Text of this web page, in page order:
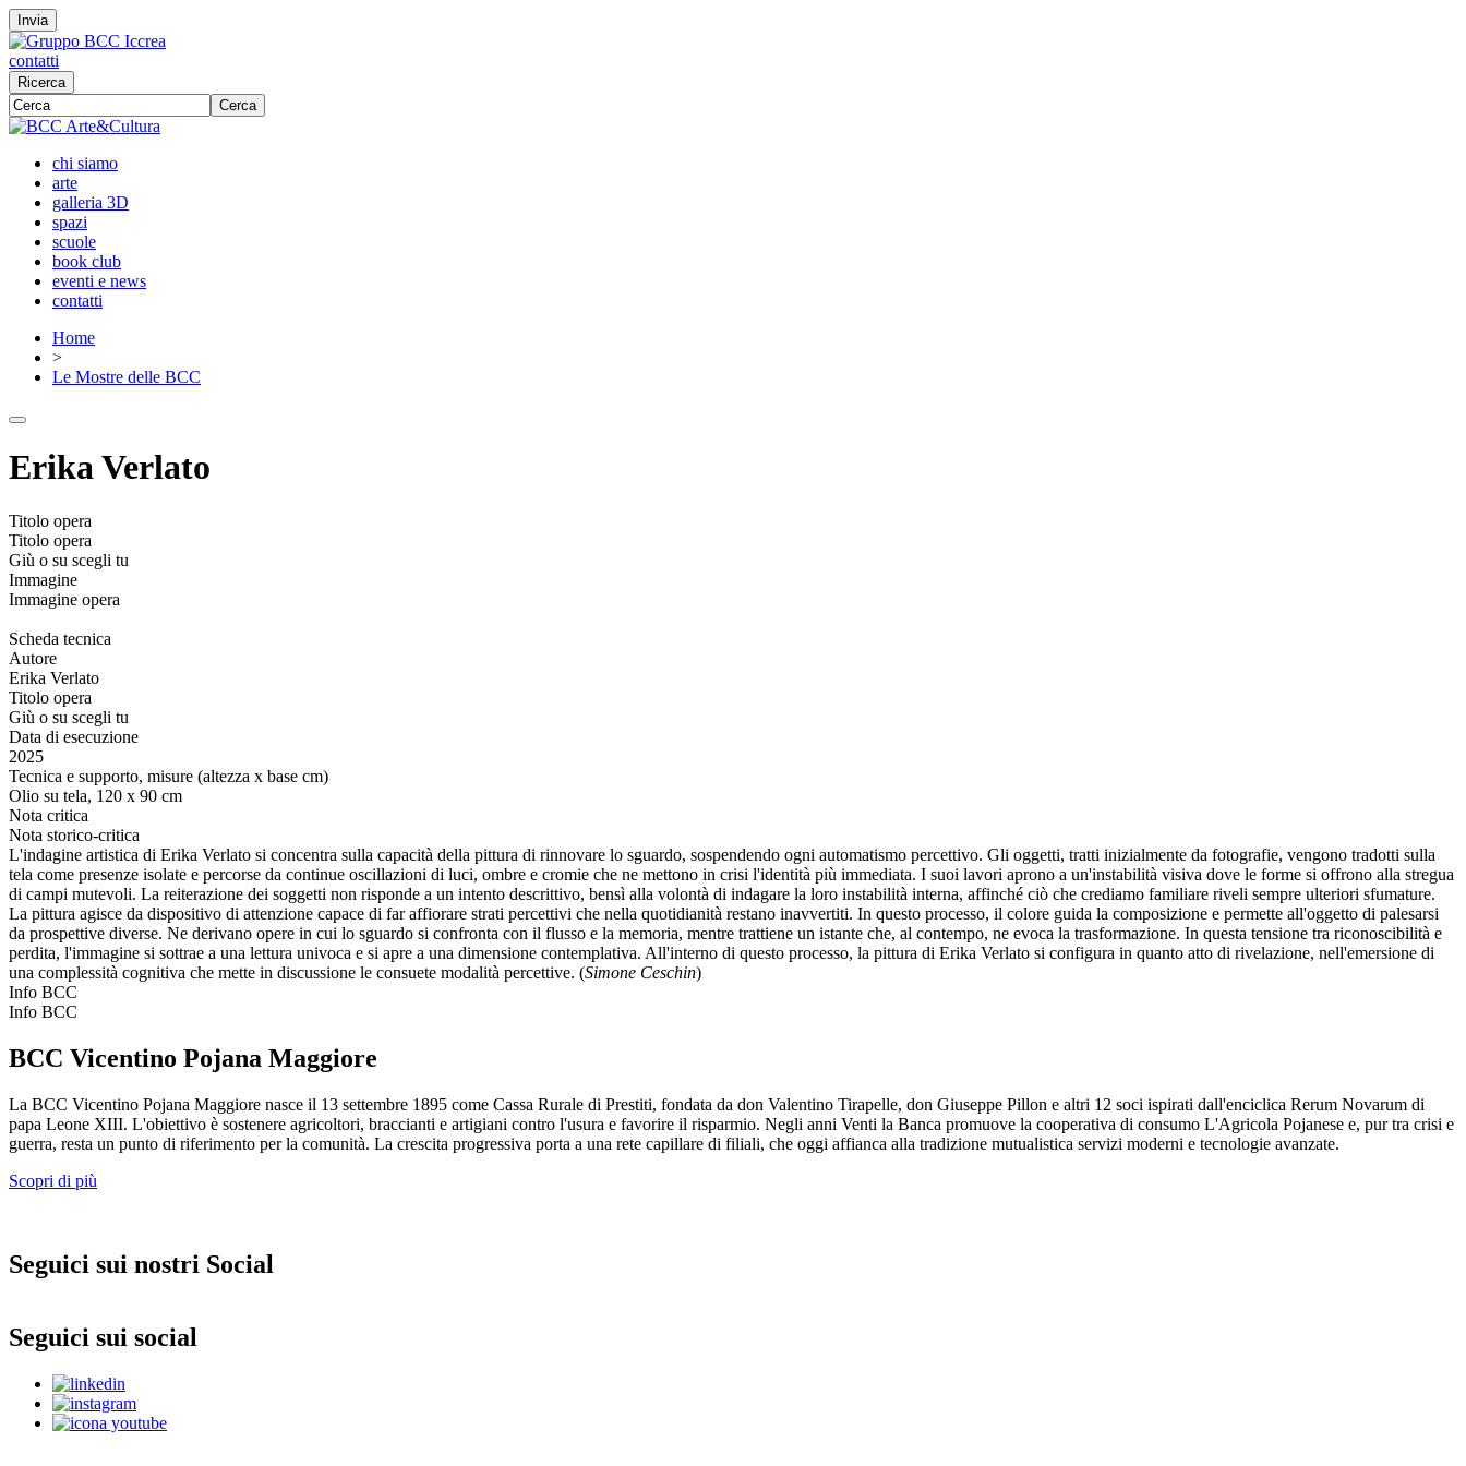
Invia
contatti
Ricerca
Cerca
chi siamo
arte
galleria 3D
spazi
scuole
book club
eventi e news
contatti
Home
>
Le Mostre delle BCC
Erika Verlato
Titolo opera
Titolo opera
Giù o su scegli tu
Immagine
Immagine opera
Scheda tecnica
Autore
Erika Verlato
Titolo opera
Giù o su scegli tu
Data di esecuzione
2025
Tecnica e supporto, misure (altezza x base cm)
Olio su tela, 120 x 90 cm
Nota critica
Nota storico-critica
L'indagine artistica di Erika Verlato si concentra sulla capacità della pittura di rinnovare lo sguardo, sospendendo ogni automatismo percettivo. Gli oggetti, tratti inizialmente da fotografie, vengono tradotti sulla
tela come presenze isolate e percorse da continue oscillazioni di luci, ombre e cromie che ne mettono in crisi l'identità più immediata. I suoi lavori aprono a un'instabilità visiva dove le forme si offrono alla stregua
di campi mutevoli. La reiterazione dei soggetti non risponde a un intento descrittivo, bensì alla volontà di indagare la loro instabilità interna, affinché ciò che crediamo familiare riveli sempre ulteriori sfumature.
La pittura agisce da dispositivo di attenzione capace di far affiorare strati percettivi che nella quotidianità restano inavvertiti. In questo processo, il colore guida la composizione e permette all'oggetto di palesarsi
da prospettive diverse. Ne derivano opere in cui lo sguardo si confronta con il flusso e la memoria, mentre trattiene un istante che, al contempo, ne evoca la trasformazione. In questa tensione tra riconoscibilità e
perdita, l'immagine si sottrae a una lettura univoca e si apre a una dimensione contemplativa. All'interno di questo processo, la pittura di Erika Verlato si configura in quanto atto di rivelazione, nell'emersione di
una complessità cognitiva che mette in discussione le consuete modalità percettive. (Simone Ceschin)
Info BCC
Info BCC
BCC Vicentino Pojana Maggiore
La BCC Vicentino Pojana Maggiore nasce il 13 settembre 1895 come Cassa Rurale di Prestiti, fondata da don Valentino Tirapelle, don Giuseppe Pillon e altri 12 soci ispirati dall'enciclica Rerum Novarum di
papa Leone XIII. L'obiettivo è sostenere agricoltori, braccianti e artigiani contro l'usura e favorire il risparmio. Negli anni Venti la Banca promuove la cooperativa di consumo L'Agricola Pojanese e, pur tra crisi e
guerra, resta un punto di riferimento per la comunità. La crescita progressiva porta a una rete capillare di filiali, che oggi affianca alla tradizione mutualistica servizi moderni e tecnologie avanzate.
Scopri di più
Seguici sui nostri Social
Seguici sui social